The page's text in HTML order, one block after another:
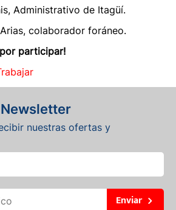
Administrativo de Itagüí.
colaborador foráneo.
participar!
nuestras ofertas y
Enviar